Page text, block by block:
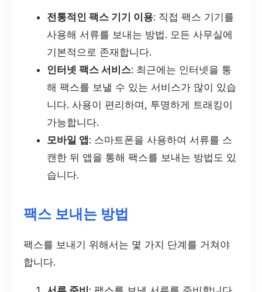
전통적인 팩스 기기 이용: 직접 팩스 기기를
사용해 서류를 보내는 방법. 모든 사무실에
기본적으로 존재합니다.
인터넷 팩스 서비스: 최근에는 인터넷을 통
해 팩스를 보낼 수 있는 서비스가 많이 있습
니다. 사용이 편리하며, 투명하게 트래킹이
가능합니다.
모바일 앱: 스마트폰을 사용하여 서류를 스
캔한 뒤 앱을 통해 팩스를 보내는 방법도 있
습니다.
팩스 보내는 방법
팩스를 보내기 위해서는 몇 가지 단계를 거쳐야
합니다.